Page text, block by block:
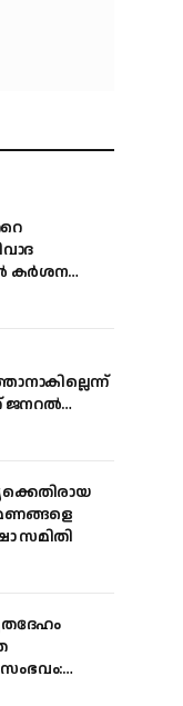
കര്‍ശന
നല്‍കി
ജനറല്‍
നിന്ന്
സമിതി